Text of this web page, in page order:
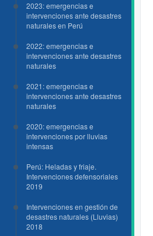
2023: emergencias e
intervenciones ante desastres
naturales en Perú
2022: emergencias e
intervenciones ante desastres
naturales
2021: emergencias e
intervenciones ante desastres
naturales
2020: emergencias e
intervenciones por lluvias
intensas
Perú: Heladas y friaje.
Intervenciones defensoriales
2019
Intervenciones en gestión de
desastres naturales (Lluvias)
2018